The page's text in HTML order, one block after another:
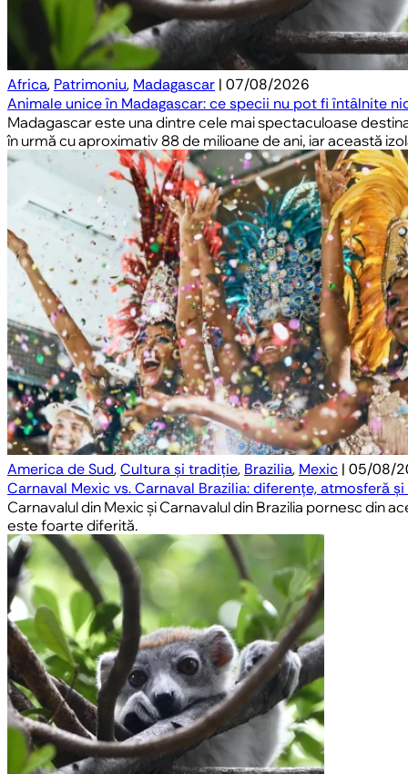
Africa, Patrimoniu, Madagascar | 07/08/2026
Animale unice în Madagascar: ce specii nu pot fi întâlnite
Madagascar este una dintre cele mai spectaculoase
în urmă cu aproximativ 88 de milioane de ani, iar această
America de Sud,Cultura și tradiție, Brazilia, Mexic | 05/08/
Carnaval Mexic vs. Carnaval Brazilia: diferențe, atmosferă
Carnavalul din Mexic și Carnavalul din Brazilia pornesc din
este foarte diferită.